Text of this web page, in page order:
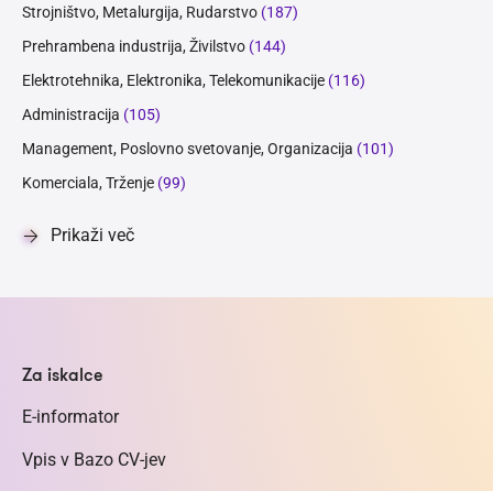
Strojništvo, Metalurgija, Rudarstvo (187)
Prehrambena industrija, Živilstvo (144)
Elektrotehnika, Elektronika, Telekomunikacije (116)
Administracija (105)
Management, Poslovno svetovanje, Organizacija (101)
Komerciala, Trženje (99)
Prikaži več
Za iskalce
E-informator
Vpis v Bazo CV-jev